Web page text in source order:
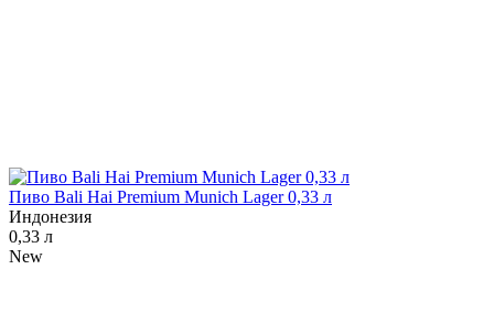
Пиво Bali Hai Premium Munich Lager 0,33 л
Индонезия
0,33 л
New